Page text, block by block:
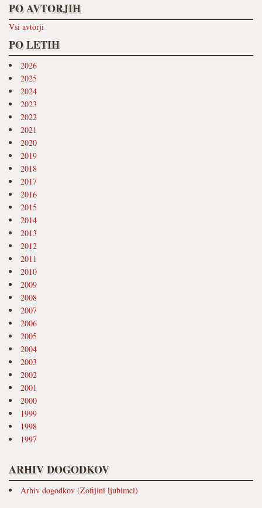
PO AVTORJIH
Vsi avtorji
PO LETIH
2026
2025
2024
2023
2022
2021
2020
2019
2018
2017
2016
2015
2014
2013
2012
2011
2010
2009
2008
2007
2006
2005
2004
2003
2002
2001
2000
1999
1998
1997
ARHIV DOGODKOV
Arhiv dogodkov (Zofijini ljubimci)